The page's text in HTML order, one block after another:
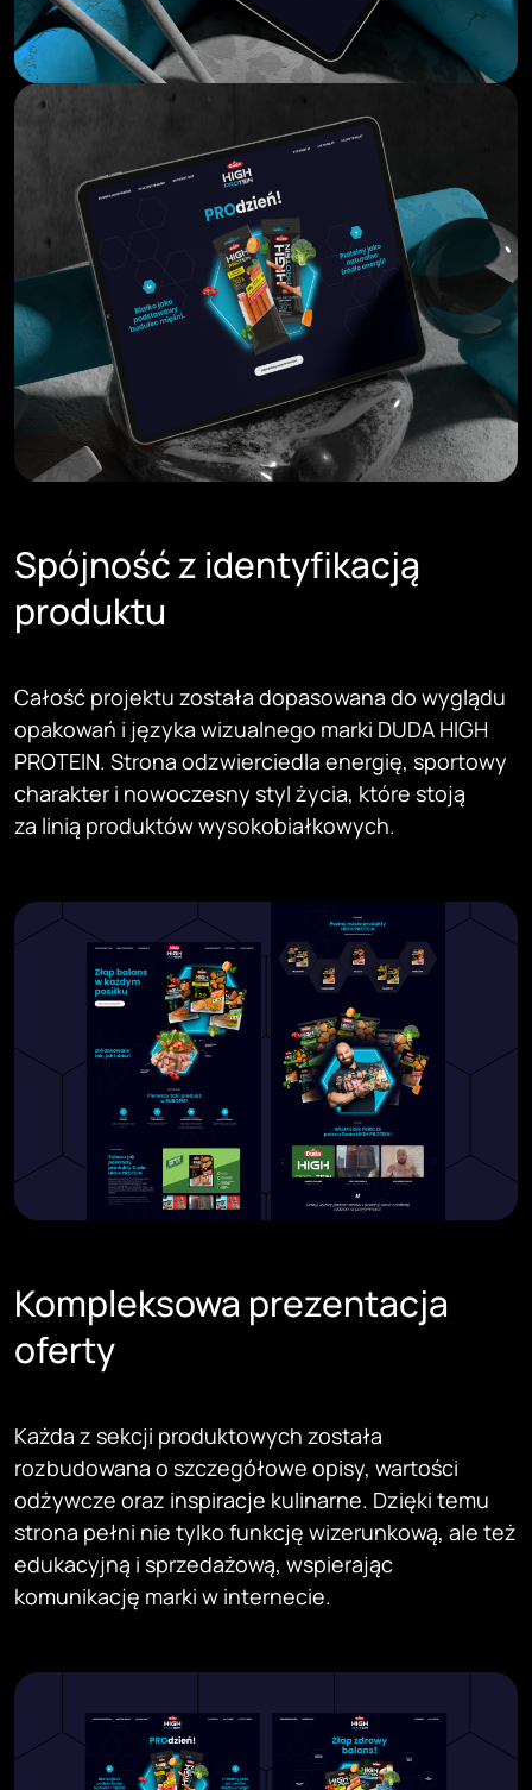
Spójność z identyfikacją
produktu
Całość projektu została dopasowana do wyglądu
opakowań i języka wizualnego marki DUDA HIGH
PROTEIN. Strona odzwierciedla energię, sportowy
charakter i nowoczesny styl życia, które stoją
za linią produktów wysokobiałkowych.
Kompleksowa prezentacja
oferty
Każda z sekcji produktowych została
rozbudowana o szczegółowe opisy, wartości
odżywcze oraz inspiracje kulinarne. Dzięki temu
strona pełni nie tylko funkcję wizerunkową, ale też
edukacyjną i sprzedażową, wspierając
komunikację marki w internecie.